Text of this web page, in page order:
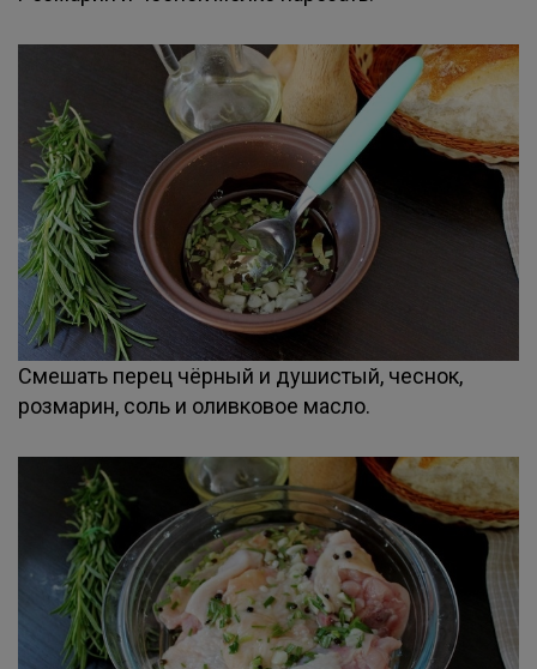
Смешать перец чёрный и душистый, чеснок,
розмарин, соль и оливковое масло.